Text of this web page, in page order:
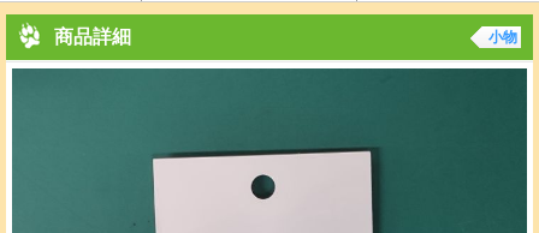
商品詳細 小物